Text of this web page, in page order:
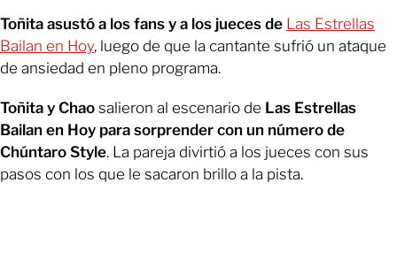
Toñita asustó a los fans y a los jueces de Las Estrellas
Bailan en Hoy, luego de que la cantante sufrió un ataque
de ansiedad en pleno programa.
Toñita y Chao salieron al escenario de Las Estrellas
Bailan en Hoy para sorprender con un número de
Chúntaro Style. La pareja divirtió a los jueces con sus
pasos con los que le sacaron brillo a la pista.